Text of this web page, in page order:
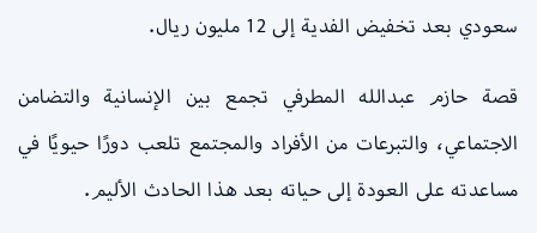
سعودي بعد تخفيض الفدية إلى 12 مليون ريال.
قصة حازم عبدالله المطرفي تجمع بين الإنسانية والتضامن
الاجتماعي، والتبرعات من الأفراد والمجتمع تلعب دورًا حيويًا في
مساعدته على العودة إلى حياته بعد هذا الحادث الأليم.